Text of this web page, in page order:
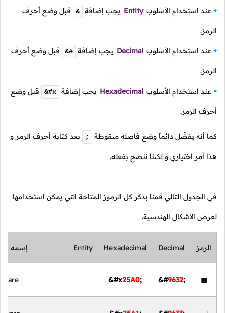
عند استخدام الأسلوب Entity يجب إضافة & قبل وضع أحرف
الرمز.
عند استخدام الأسلوب Decimal يجب إضافة &# قبل وضع أحرف
الرمز.
عند استخدام الأسلوب Hexadecimal يجب إضافة &#x قبل وضع
أحرف الرمز.
كما أنه يفضّل دائماً وضع فاصلة منقوطة ; بعد كتابة أحرف الرمز و
هذا أمر اختياري و لكننا ننصح بفعله.
في الجدول التالي قمنا بذكر كل الرموز المتاحة التي يمكن استخدامها
لعرض الأشكال الهندسية.
الرمز Decimal
Hexadecimal
Entity إسمه
■
&#9632;
&#x25A0;